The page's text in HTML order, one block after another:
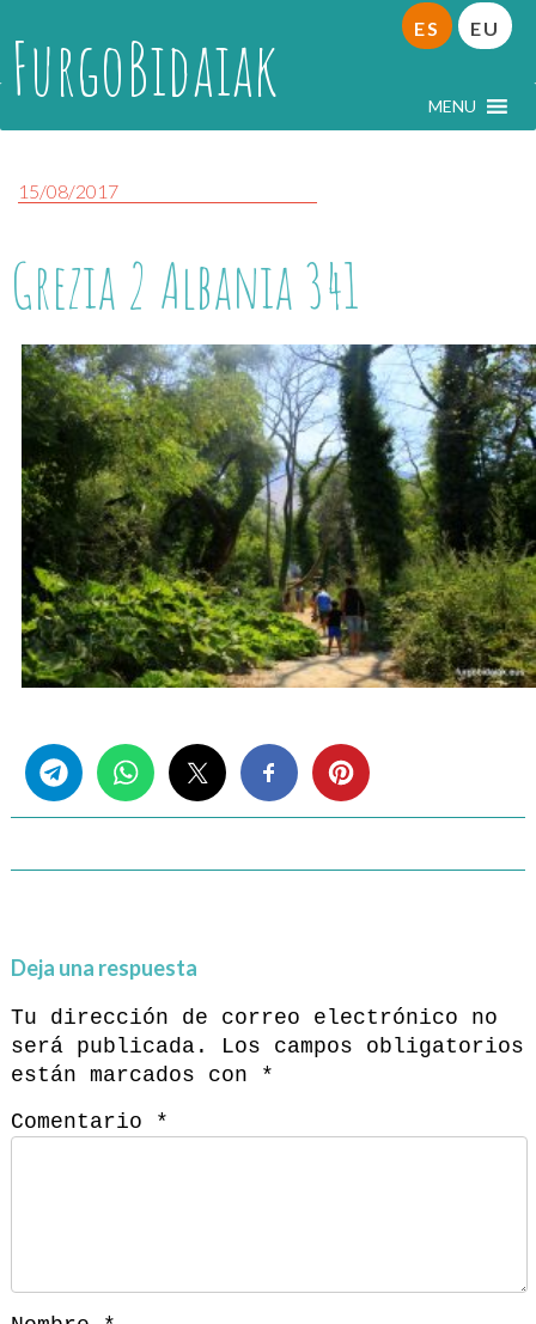
FurgoBidaiak MENU
ES EU
15/08/2017
Grezia 2 Albania 341
Deja una respuesta
Tu dirección de correo electrónico no
será publicada.
Los campos obligatorios
están marcados con
*
Comentario
*